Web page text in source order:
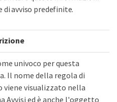
di avviso predefinite.
univoco per questa
Il nome della regola di
viene visualizzato nella
Avvisi ed è anche l'oggetto